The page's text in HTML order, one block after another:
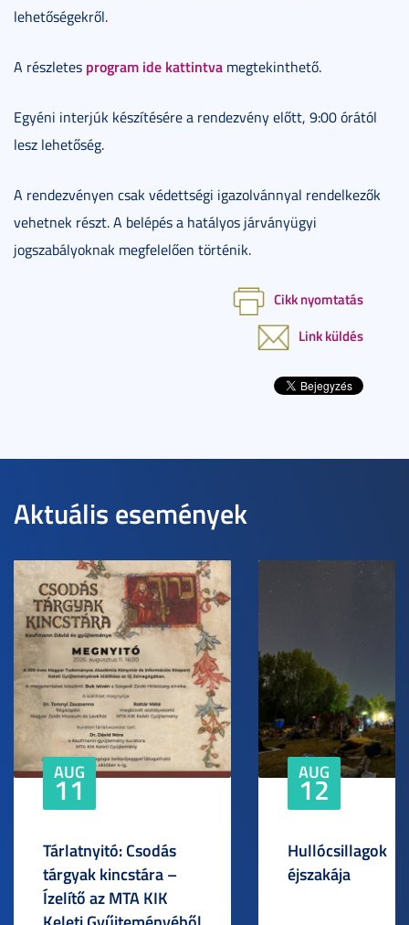
lehetőségekről.
A részletes program ide kattintva megtekinthető.
Egyéni interjúk készítésére a rendezvény előtt, 9:00 órától
lesz lehetőség.
A rendezvényen csak védettségi igazolvánnyal rendelkezők
vehetnek részt. A belépés a hatályos járványügyi
jogszabályoknak megfelelően történik.
Cikk nyomtatás
Link küldés
Aktuális események
AUG
11
Tárlatnyitó: Csodás
tárgyak kincstára –
Ízelítő az MTA KIK
AUG
12
Hullócsillagok
éjszakája